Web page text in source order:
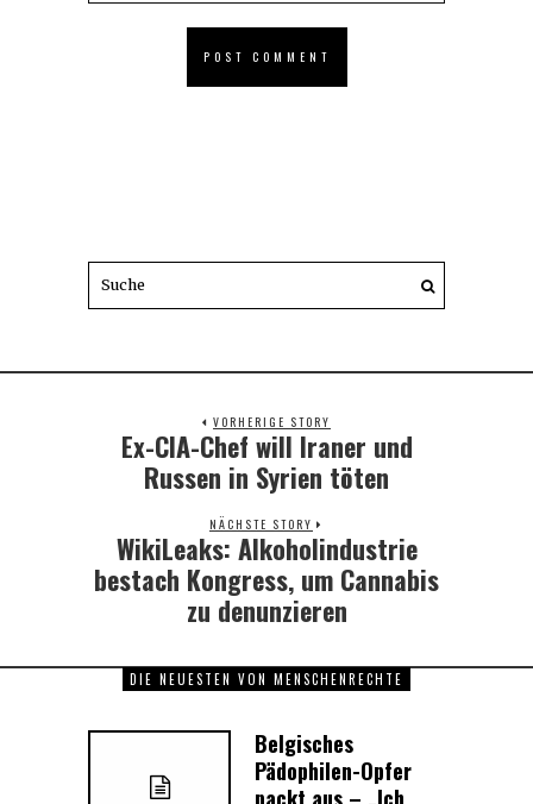
VORHERIGE STORY
Previous
post:
Ex-CIA-Chef will Iraner und
Russen in Syrien töten
NÄCHSTE STORY
Next
WikiLeaks: Alkoholindustrie
bestach Kongress, um Cannabis
zu denunzieren
DIE NEUESTEN VON MENSCHENRECHTE
Belgisches
Pädophilen-Opfer